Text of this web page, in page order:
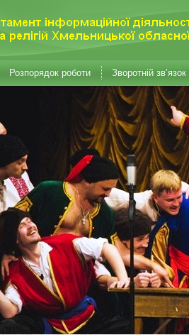
Розпорядок роботи Зворотній зв’язок